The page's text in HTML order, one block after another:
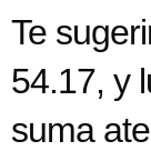
Te
54.17, y
suma